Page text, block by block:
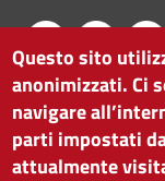
CAMERA DI
via Alto Adige
tel. 0471 945
Questo sito
anonimizzati. Ci
navigare
parti impostati
attualmente